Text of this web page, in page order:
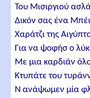
Του Μισιργιού
Δικόν σας ένα
Χαράτζι της
Για να ψοφήσ ο
Με μια καρδιάν
Kτυπάτε του
Ν ανάψωμεν μία